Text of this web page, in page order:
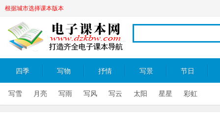
根据城市选择课本版本
四季 写物 抒情 写景 节日
写雪 月亮 写雨 写风 写云 太阳 星星 彩虹